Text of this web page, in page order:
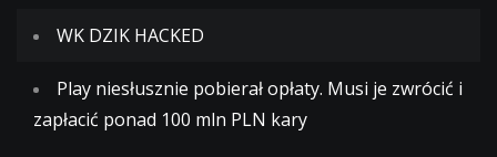
WK DZIK HACKED
Play niesłusznie pobierał opłaty. Musi je zwrócić i
zapłacić ponad 100 mln PLN kary